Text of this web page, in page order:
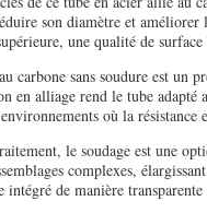
son diamètre et
une qualité de
carbone sans soudure est un
en alliage rend le tube adapté
où la
le soudage est une
complexes,
intégré de manière